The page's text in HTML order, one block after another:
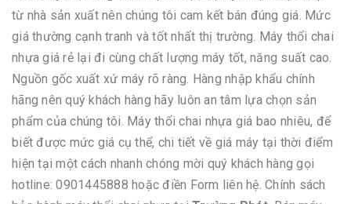
từ nhà sản xuất nên chúng tôi cam kết bán đúng giá. Mức
giá thường cạnh tranh và tốt nhất thị trường. Máy thổi chai
nhựa giá rẻ lại đi cùng chất lượng máy tốt, năng suất cao.
Nguồn gốc xuất xứ máy rõ ràng. Hàng nhập khẩu chính
hãng nên quý khách hàng hãy luôn an tâm lựa chọn sản
phẩm của chúng tôi. Máy thổi chai nhựa giá bao nhiêu, để
biết được mức giá cụ thể, chi tiết về giá máy tại thời điểm
hiện tại một cách nhanh chóng mời quý khách hàng gọi
hotline: 0901445888 hoặc điền Form liên hệ. Chính sách